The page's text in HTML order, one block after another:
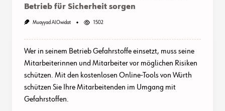
Betrieb für Sicherheit sorgen
Muayyad AlOwidat 1502
Wer in seinem Betrieb Gefahrstoffe einsetzt, muss seine
Mitarbeiterinnen und Mitarbeiter vor möglichen Risiken
schützen. Mit den kostenlosen Online-Tools von Würth
schützen Sie Ihre Mitarbeitenden im Umgang mit
Gefahrstoffen.